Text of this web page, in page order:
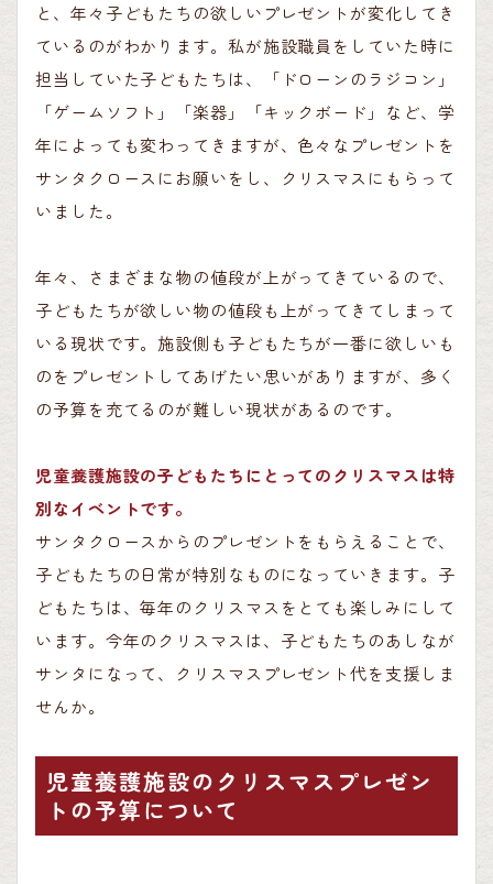
と、年々子どもたちの欲しいプレゼントが変化してき
ているのがわかります。私が施設職員をしていた時に
担当していた子どもたちは、「ドローンのラジコン」
「ゲームソフト」「楽器」「キックボード」など、学
年によっても変わってきますが、色々なプレゼントを
サンタクロースにお願いをし、クリスマスにもらって
いました。
年々、さまざまな物の値段が上がってきているので、
子どもたちが欲しい物の値段も上がってきてしまって
いる現状です。施設側も子どもたちが一番に欲しいも
のをプレゼントしてあげたい思いがありますが、多く
の予算を充てるのが難しい現状があるのです。
児童養護施設の子どもたちにとってのクリスマスは特
別なイベントです。
サンタクロースからのプレゼントをもらえることで、
子どもたちの日常が特別なものになっていきます。子
どもたちは、毎年のクリスマスをとても楽しみにして
います。今年のクリスマスは、子どもたちのあしなが
サンタになって、クリスマスプレゼント代を支援しま
せんか。
児童養護施設のクリスマスプレゼン
トの予算について